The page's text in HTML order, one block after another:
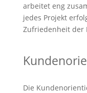
arbeitet eng
jedes Projekt
Zufriedenheit der
Die